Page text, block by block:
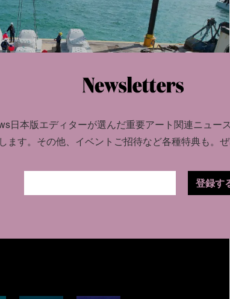
待つコンクリートの車。Photo: Nico Munley /
日本版エディターが選んだ重要アート関連ニュー
ます。 その他、イベントご招待など各種特典も。ぜ
登録す